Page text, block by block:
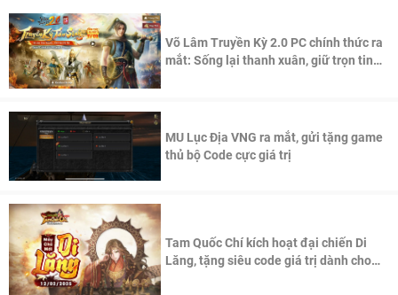
Võ Lâm Truyền Kỳ 2.0 PC chính thức ra
mắt: Sống lại thanh xuân, giữ trọn tinh
MU Lục Địa VNG ra mắt, gửi tặng game
thủ bộ Code cực giá trị
Tam Quốc Chí kích hoạt đại chiến Di
Lăng, tặng siêu code giá trị dành cho